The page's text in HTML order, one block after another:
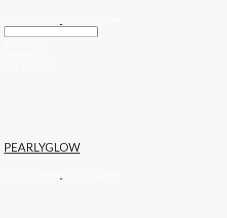
PEARLYGLOW